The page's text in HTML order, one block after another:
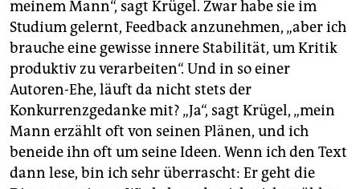
meinem Mann“, sagt Krügel. Zwar habe sie im
Studium gelernt, Feedback anzunehmen, „aber ich
brauche eine gewisse innere Stabilität, um Kritik
produktiv zu verarbeiten“. Und in so einer
Autoren-Ehe, läuft da nicht stets der
Konkurrenzgedanke mit? „Ja“, sagt Krügel, „mein
Mann erzählt oft von seinen Plänen, und ich
beneide ihn oft um seine Ideen. Wenn ich den Text
dann lese, bin ich sehr überrascht: Er geht die